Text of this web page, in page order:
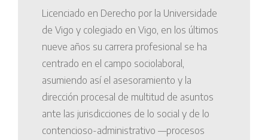
Licenciado en Derecho por la Universidade
de Vigo y colegiado en Vigo, en los últimos
nueve años su carrera profesional se ha
centrado en el campo sociolaboral,
asumiendo así el asesoramiento y la
dirección procesal de multitud de asuntos
ante las jurisdicciones de lo social y de lo
contencioso-administrativo —procesos